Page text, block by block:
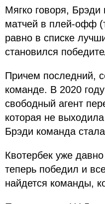
Мягко говоря,
матчей в плей-офф
равно в списке
становился
Причем последний,
команде. В 2020
свободный агент
которая не
Брэди команда
Квотербек уже
теперь победил и
найдется команды,